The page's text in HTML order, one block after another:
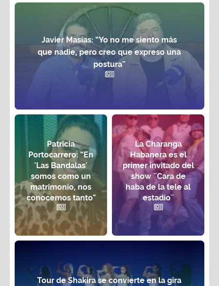
Javier Masías: “Yo no me siento más
que nadie, pero creo que expreso una
postura”
Patricia
Portocarrero: “En
'Las Bandalas'
somos como un
matrimonio, nos
conocemos tanto"
La Charanga
Habanera es el
primer invitado del
show ¨Cara de
haba de la tele al
estadio¨
Tour de Shakira se convierte en la gira